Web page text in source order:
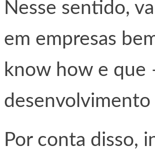
Nesse sentido,
em empresas
know how e que
Por conta disso,